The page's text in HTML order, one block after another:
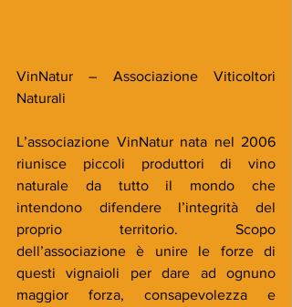
VinNatur – Associazione Viticoltori
Naturali
L’associazione VinNatur nata nel 2006
riunisce piccoli produttori di vino
naturale da tutto il mondo che
intendono difendere l’integrità del
proprio territorio. Scopo
dell’associazione è unire le forze di
questi vignaioli per dare ad ognuno
maggior forza, consapevolezza e